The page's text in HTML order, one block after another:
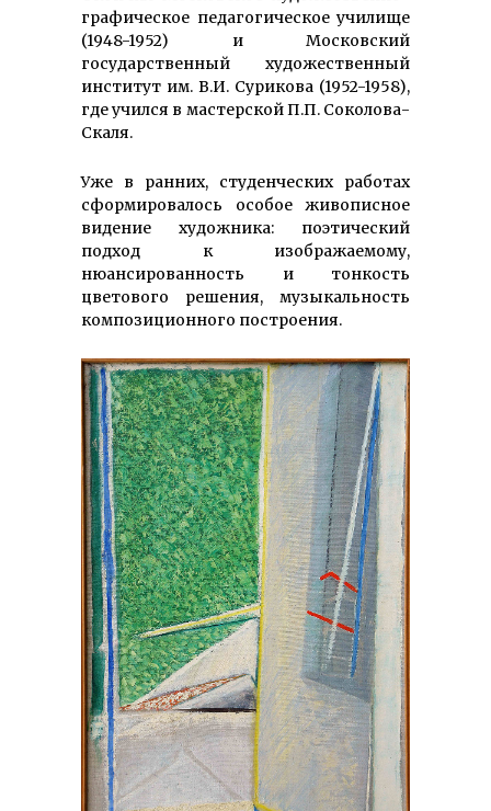
графическое педагогическое училище
(1948-1952) и Московский
государственный художественный
институт им. В.И. Сурикова (1952-1958),
где учился в мастерской П.П. Соколова-
Скаля.
Уже в ранних, студенческих работах
сформировалось особое живописное
видение художника: поэтический
подход к изображаемому,
нюансированность и тонкость
цветового решения, музыкальность
композиционного построения.